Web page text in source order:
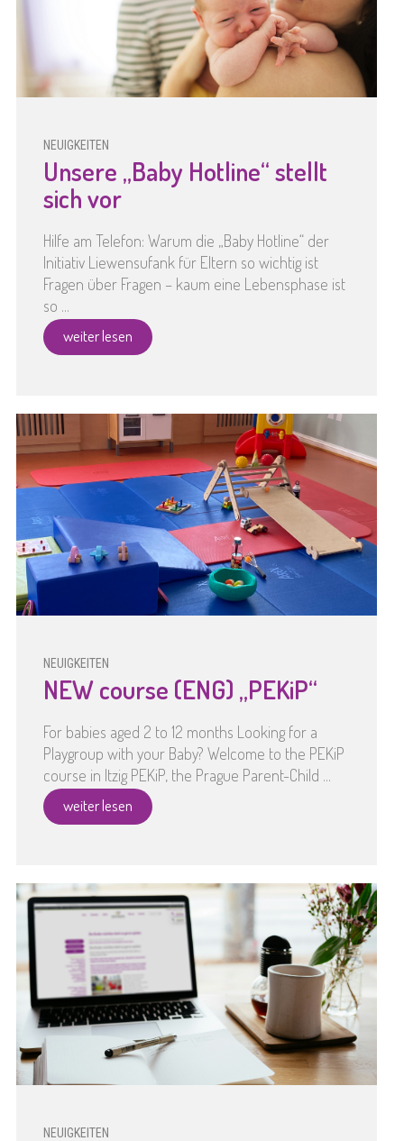
NEUIGKEITEN
Unsere „Baby Hotline“ stellt
sich vor
Hilfe am Telefon: Warum die „Baby Hotline“ der
Initiativ Liewensufank für Eltern so wichtig ist
Fragen über Fragen – kaum eine Lebensphase ist
so ...
weiter lesen
NEUIGKEITEN
NEW course (ENG) „PEKiP“
For babies aged 2 to 12 months Looking for a
Playgroup with your Baby? Welcome to the PEKiP
course in Itzig PEKiP, the Prague Parent-Child ...
weiter lesen
NEUIGKEITEN